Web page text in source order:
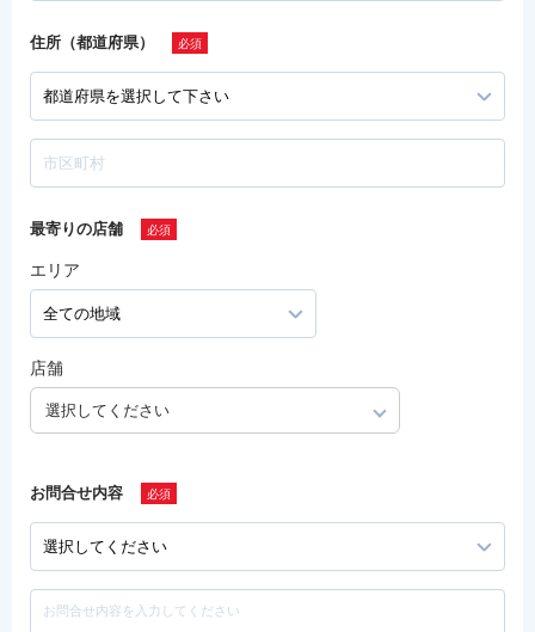
住所（都道府県）
最寄りの店舗
エリア
店舗
選択してください
お問合せ内容